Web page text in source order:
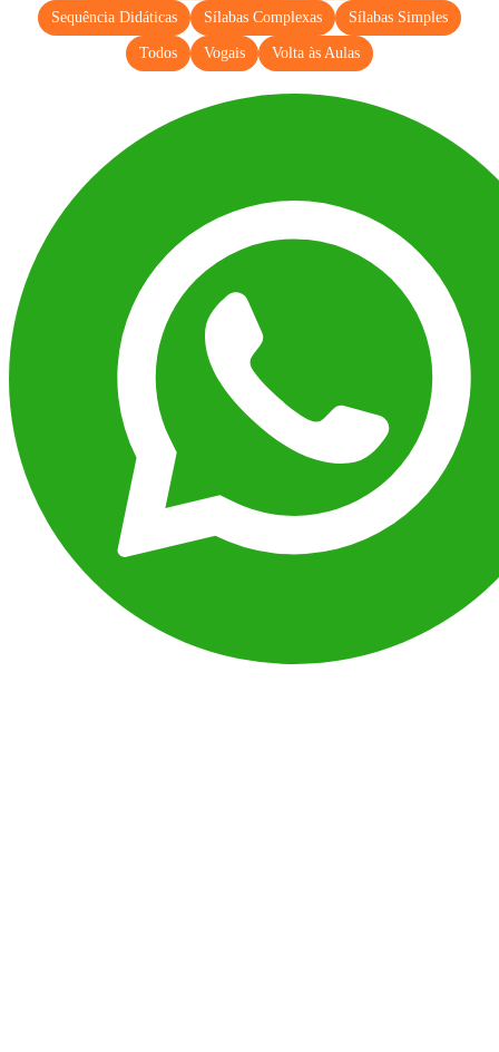
Sequência Didáticas Sílabas Complexas Sílabas Simples
Todos Vogais Volta às Aulas